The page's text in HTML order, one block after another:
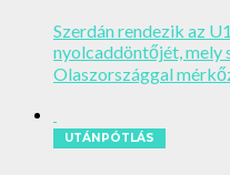
Szerdán rendezik az
nyolcaddöntőjét, mely
Olaszországgal
UTÁNPÓTLÁS